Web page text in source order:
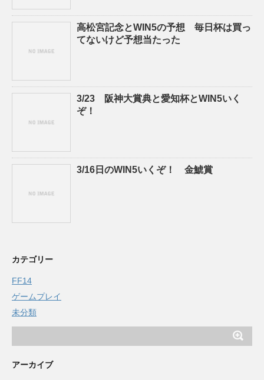
高松宮記念とWIN5の予想 毎日杯は買っ
てないけど予想当たった
3/23 阪神大賞典と愛知杯とWIN5いく
ぞ！
3/16日のWIN5いくぞ！ 金鯱賞
カテゴリー
FF14
ゲームプレイ
未分類
アーカイブ